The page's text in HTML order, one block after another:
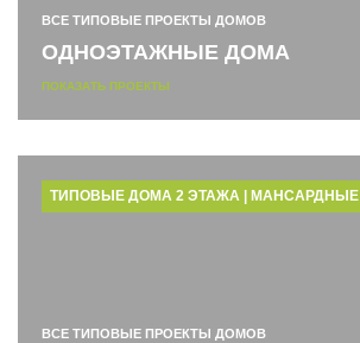
ВСЕ ТИПОВЫЕ ПРОЕКТЫ ДОМОВ
ОДНОЭТАЖНЫЕ ДОМА
ПОКАЗАТЬ ПРОЕКТЫ
ТИПОВЫЕ ДОМА 2 ЭТАЖА | МАНСАРДНЫЕ
ВСЕ ТИПОВЫЕ ПРОЕКТЫ ДОМОВ